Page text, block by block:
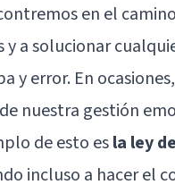
en el
y a solucionar
y error. En
nuestra gestión
de esto esla ley
incluso a hacer el